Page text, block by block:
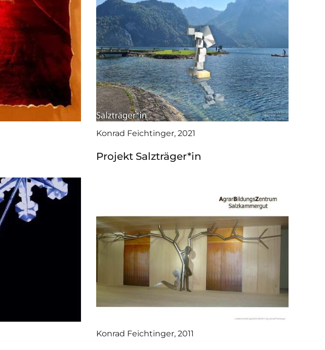
Konrad Feichtinger, 2021
Projekt Salzträger*in
Konrad Feichtinger, 2011